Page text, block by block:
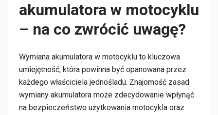
akumulatora w motocyklu
– na co zwrócić uwagę?
Wymiana akumulatora w motocyklu to kluczowa
umiejętność, która powinna być opanowana przez
każdego właściciela jednośladu. Znajomość zasad
wymiany akumulatora może zdecydowanie wpłynąć
na bezpieczeństwo użytkowania motocykla oraz